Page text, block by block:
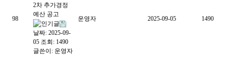
98
2차 추가경정
예산 공고
날짜: 2025-09-
05 조회: 1490
글쓴이: 운영자
운영자 2025-09-05 1490